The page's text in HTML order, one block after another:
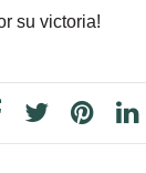
su victoria!